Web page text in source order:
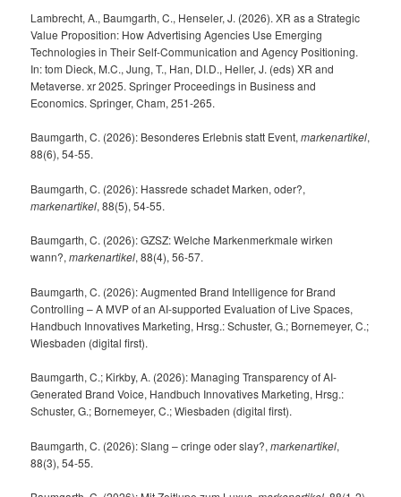
Lambrecht, A., Baumgarth, C., Henseler, J. (2026). XR as a Strategic
Value Proposition: How Advertising Agencies Use Emerging
Technologies in Their Self-Communication and Agency Positioning.
In: tom Dieck, M.C., Jung, T., Han, DI.D., Heller, J. (eds) XR and
Metaverse. xr 2025. Springer Proceedings in Business and
Economics. Springer, Cham, 251-265.
Baumgarth, C. (2026): Besonderes Erlebnis statt Event,markenartikel,
88(6), 54-55.
Baumgarth, C. (2026): Hassrede schadet Marken, oder?,
markenartikel, 88(5), 54-55.
Baumgarth, C. (2026): GZSZ: Welche Markenmerkmale wirken
wann?,markenartikel, 88(4), 56-57.
Baumgarth, C. (2026): Augmented Brand Intelligence for Brand
Controlling – A MVP of an AI-supported Evaluation of Live Spaces,
Handbuch Innovatives Marketing, Hrsg.: Schuster, G.; Bornemeyer, C.;
Wiesbaden (digital first).
Baumgarth, C.; Kirkby, A. (2026): Managing Transparency of AI-
Generated Brand Voice, Handbuch Innovatives Marketing, Hrsg.:
Schuster, G.; Bornemeyer, C.; Wiesbaden (digital first).
Baumgarth, C. (2026): Slang – cringe oder slay?,markenartikel,
88(3), 54-55.